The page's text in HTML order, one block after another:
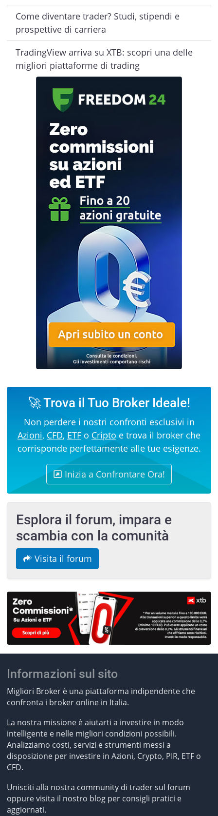
Come diventare trader? Studi, stipendi e
prospettive di carriera
TradingView arriva su XTB: scopri una delle
migliori piattaforme di trading
🚀 Trova il Tuo Broker Ideale!
Non perdere i nostri confronti esclusivi in
Azioni, CFD, ETF o Cripto e trova il broker che
corrisponde perfettamente alle tue esigenze.
Inizia a Confrontare Ora!
Esplora il forum, impara e
scambia con la comunità
Visita il forum
Informazioni sul sito
Migliori Broker è una piattaforma indipendente che
confronta i broker online in Italia.
La nostra missioneè aiutarti a investire in modo
intelligente e nelle migliori condizioni possibili.
Analizziamo costi, servizi e strumenti messi a
disposizione per investire in Azioni, Crypto, PIR, ETF o
CFD.
Unisciti alla nostra community di trader sul forum
oppure visita il nostro blog per consigli pratici e
aggiornati.